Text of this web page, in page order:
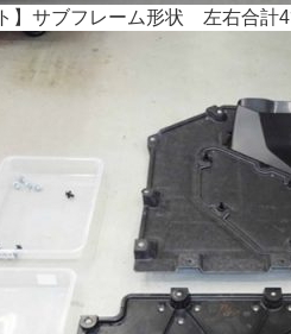
】サブフレーム形状 左右合計